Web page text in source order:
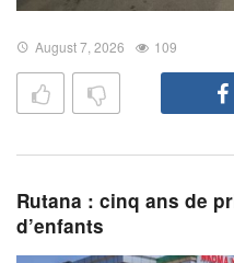
August 7, 2026 109
Rutana : cinq ans de
d’enfants